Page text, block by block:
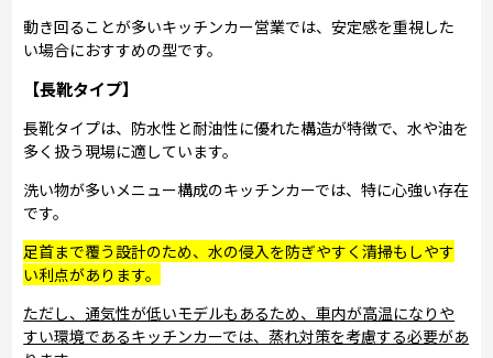
動き回ることが多いキッチンカー営業では、安定感を重視した
い場合におすすめの型です。
【長靴タイプ】
長靴タイプは、防水性と耐油性に優れた構造が特徴で、水や油を
多く扱う現場に適しています。
洗い物が多いメニュー構成のキッチンカーでは、特に心強い存在
です。
足首まで覆う設計のため、水の侵入を防ぎやすく清掃もしやす
い利点があります。
ただし、通気性が低いモデルもあるため、車内が高温になりや
すい環境であるキッチンカーでは、蒸れ対策を考慮する必要があ